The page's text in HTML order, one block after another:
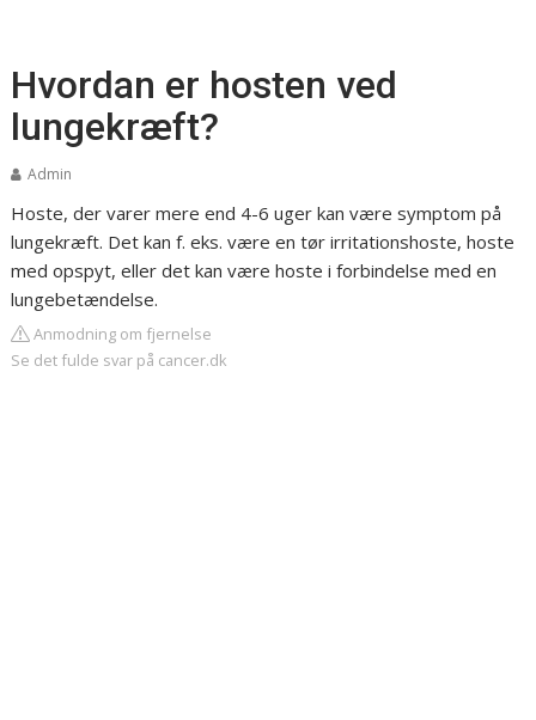
Hvordan er hosten ved
lungekræft?
Admin
Hoste, der varer mere end 4-6 uger kan være symptom på
lungekræft. Det kan f. eks. være en tør irritationshoste, hoste
med opspyt, eller det kan være hoste i forbindelse med en
lungebetændelse.
Anmodning om fjernelse
Se det fulde svar på cancer.dk